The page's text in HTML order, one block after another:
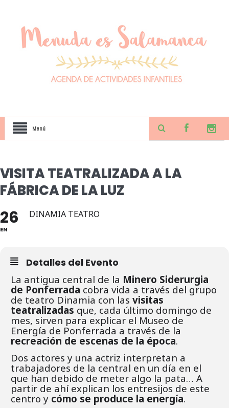
Menú
VISITA TEATRALIZADA A LA
FÁBRICA DE LA LUZ
26
EN
DINAMIA TEATRO
Detalles del Evento
La antigua central de la Minero Siderurgia
de Ponferrada cobra vida a través del grupo
de teatro Dinamia con las visitas
teatralizadas que, cada último domingo de
mes, sirven para explicar el Museo de
Energía de Ponferrada a través de la
recreación de escenas de la época.
Dos actores y una actriz interpretan a
trabajadores de la central en un día en el
que han debido de meter algo la pata… A
partir de ahí explican los entresijos de este
centro y cómo se produce la energía.